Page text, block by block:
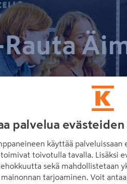
tarjoukset
palvelua evästeiden
käyttää palveluissaan
toivotulla tavalla. Lisäksi
sekä mahdollistetaan
tarjoaminen. Voit